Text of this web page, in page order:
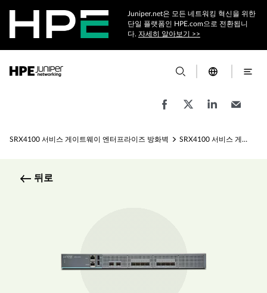
Juniper.net은 모든 네트워킹 혁신을 위한
단일 플랫폼인 HPE.com으로 전환됩니
다. 자세히 알아보기 >>
SRX4100 서비스 게이트웨이 엔터프라이즈 방화벽 SRX4100 서비스 게이트웨이 엔터프라이즈 방화벽 사양
뒤로